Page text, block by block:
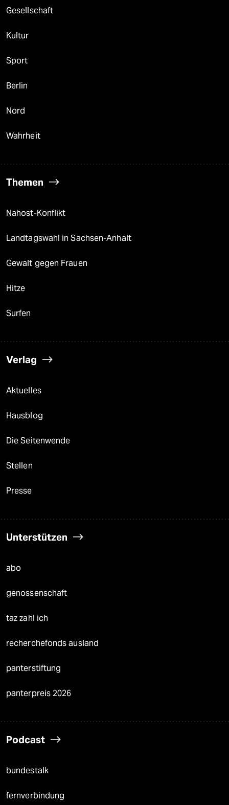
Gesellschaft
Kultur
Sport
Berlin
Nord
Wahrheit
Themen
Nahost-Konflikt
Landtagswahl in Sachsen-Anhalt
Gewalt gegen Frauen
Hitze
Surfen
Verlag
Aktuelles
Hausblog
Die Seitenwende
Stellen
Presse
Unterstützen
abo
genossenschaft
taz zahl ich
recherchefonds ausland
panterstiftung
panterpreis 2026
Podcast
bundestalk
fernverbindung